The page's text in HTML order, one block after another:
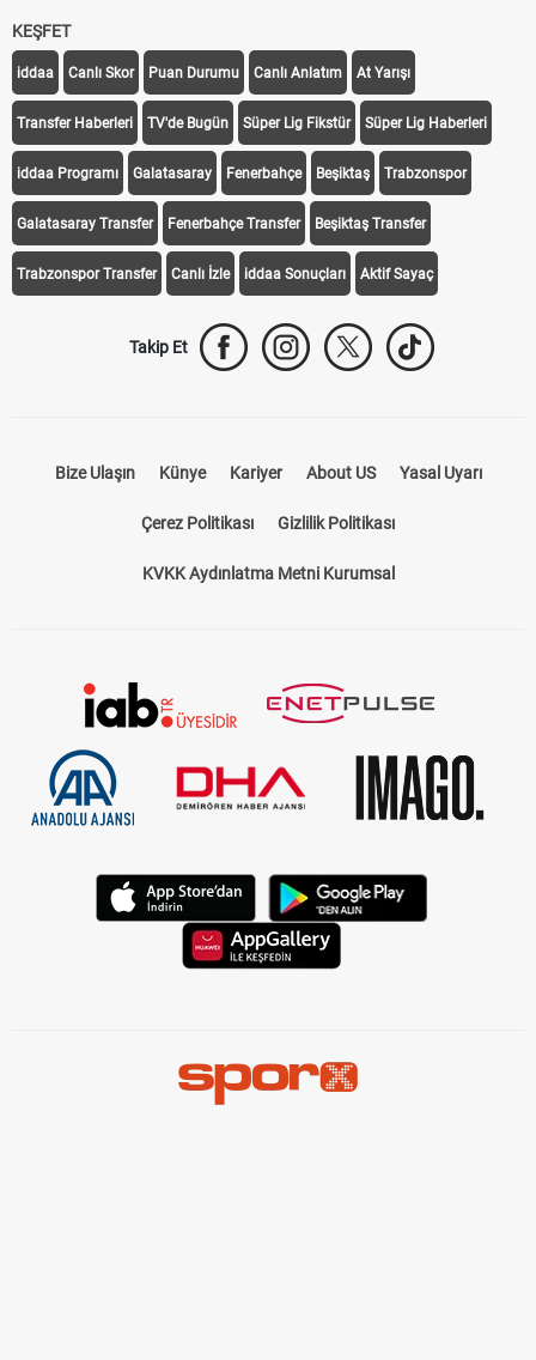
KEŞFET
iddaa Canlı Skor Puan Durumu Canlı Anlatım At Yarışı
Transfer Haberleri TV'de Bugün Süper Lig Fikstür Süper Lig Haberleri
iddaa Programı Galatasaray Fenerbahçe Beşiktaş Trabzonspor
Galatasaray Transfer Fenerbahçe Transfer Beşiktaş Transfer
Trabzonspor Transfer Canlı İzle iddaa Sonuçları Aktif Sayaç